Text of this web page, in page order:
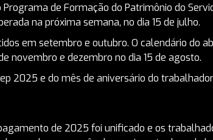
de Formação do Patrimônio do
na próxima semana, no dia 15 de julho.
em setembro e outubro. O calendário do
novembro e dezembro no dia 15 de agosto.
2025 e do mês de aniversário do
de 2025 foi unificado e os